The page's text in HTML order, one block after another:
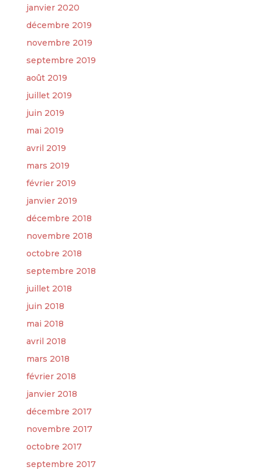
janvier 2020
décembre 2019
novembre 2019
septembre 2019
août 2019
juillet 2019
juin 2019
mai 2019
avril 2019
mars 2019
février 2019
janvier 2019
décembre 2018
novembre 2018
octobre 2018
septembre 2018
juillet 2018
juin 2018
mai 2018
avril 2018
mars 2018
février 2018
janvier 2018
décembre 2017
novembre 2017
octobre 2017
septembre 2017